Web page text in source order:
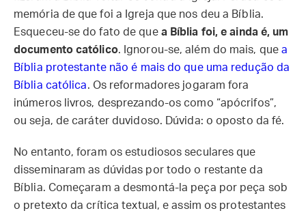
memória de que foi a Igreja que nos deu a Bíblia.
Esqueceu-se do fato de que a Bíblia foi, e ainda é, um
documento católico. Ignorou-se, além do mais, quea
Bíblia protestante não é mais do que uma redução da
Bíblia católica. Os reformadores jogaram fora
inúmeros livros, desprezando-os como “apócrifos”,
ou seja, de caráter duvidoso. Dúvida: o oposto da fé.
No entanto, foram os estudiosos seculares que
disseminaram as dúvidas por todo o restante da
Bíblia. Começaram a desmontá-la peça por peça sob
o pretexto da crítica textual, e assim os protestantes